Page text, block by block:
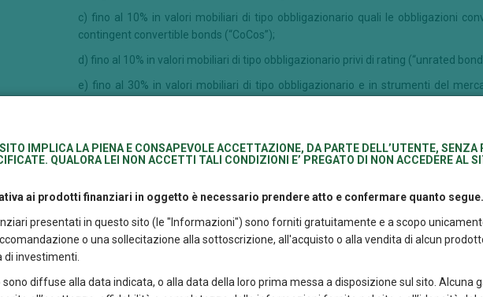
c) fino al 10% in valori mobiliari di tipo obbligazionario quali le obbligazioni
contingent convertible bonds (“CoCos”);
d) fino al 10% in valori mobiliari di tipo obbligazionario privi di rating (“unrated
e) fino al 30% in valori mobiliari di tipo obbligazionario e in strumenti del
f) fino al 10% in quote di OICVM e/o di altri OICR che investono in valori
obbligazionario, le cui politiche di investimento sono compatibili con quella del
rating medio del portafoglio sarà BB, potrà diminuire in funzione delle
investimento suscettibili di manifestarsi in seguito al cambiamento delle
volatilità dei mercati obbligazionari che potranno contribuire a raggiungere
mercato monetario ai sensi del Regolamento (UE) 2017/1131 riguardante i
IMPLICA LA PIENA E CONSAPEVOLE ACCETTAZIONE, DA PARTE DELL’UTENTE, SENZA
QUALORA LEI NON ACCETTI TALI CONDIZIONI E’ PREGATO DI NON ACCEDERE AL
ai prodotti finanziari in oggetto è necessario prendere atto e confermare quanto segue.
presentati in questo sito (le "Informazioni") sono forniti gratuitamente e a scopo
o una sollecitazione alla sottoscrizione, all'acquisto o alla vendita di alcun
investimenti.
diffuse alla data indicata, o alla data della loro prima messa a disposizione sul sito. Alcuna